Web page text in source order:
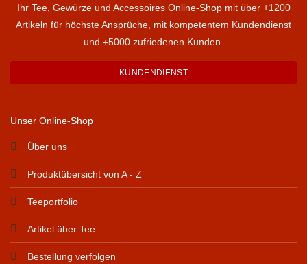
Ihr Tee, Gewürze und Accessoires Online-Shop mit über +1200
Artikeln für höchste Ansprüche, mit kompetentem Kundendienst
und +5000 zufriedenen Kunden.
KUNDENDIENST
Unser Online-Shop
Über uns
Produktübersicht von A - Z
Teeportfolio
Artikel über Tee
Bestellung verfolgen